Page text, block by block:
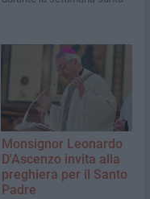
Monsignor Leonardo
D'Ascenzo invita alla
preghiera per il Santo
Padre